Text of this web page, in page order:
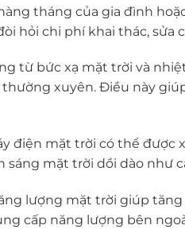
tháng của gia đình
hỏi chi phí khai thác, sửa
từ bức xạ mặt trời và
xuyên. Điều này
điện mặt trời có thể được
sáng mặt trời dồi dào như
lượng mặt trời giúp
cấp năng lượng bên